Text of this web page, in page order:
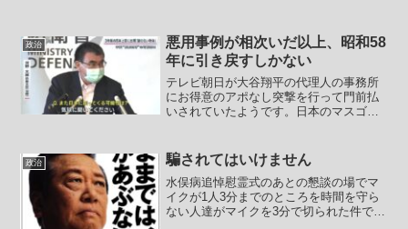
政治
悪用事例が相次いだ以上、昭和58
年に引き戻すしかない
テレビ朝日が大谷翔平の代理人の事務所
にお得意のアポなし突撃を行って門前払
いされていたようです。日本のマスゴミ
い放題こそが日本のマスゴミを過剰に守
り続けてきたのだろうと思...
政治 騙されてはいけません
水俣病追悼慰霊式のあとの懇談の場でマ
イクが1人3分までのところを時間を守ら
ない人達がマイクを3分で切られた件でマ